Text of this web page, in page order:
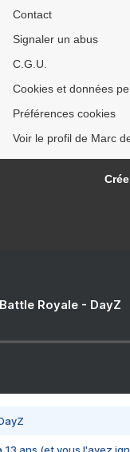
Contact
Signaler un abus
C.G.U.
Cookies et données
Préférences cookies
Voir le profil de Marc
Royale - DayZ